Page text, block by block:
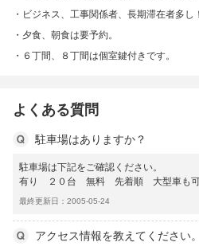
ビジネス、工事関係者、長期滞在者多し！
夕食、朝食は要予約。
６丁間、８丁間は個室鍵付きです。
よくある質問
駐車場はありますか？
駐車場は下記をご確認ください。
有り ２０台 無料 先着順 大型車も
最終更新日：2005-05-24
アクセス情報を教えてください。